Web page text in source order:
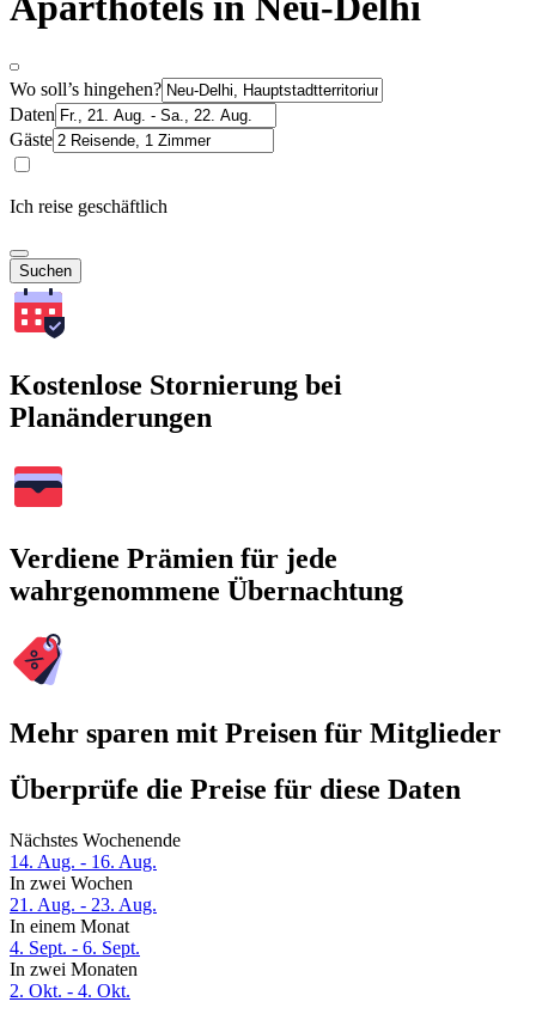
Wo soll’s hingehen?
Daten
Gäste
Ich reise geschäftlich
Suchen
Kostenlose Stornierung bei
Planänderungen
Verdiene Prämien für jede
wahrgenommene Übernachtung
Mehr sparen mit Preisen für Mitglieder
Überprüfe die Preise für diese Daten
Nächstes Wochenende
14. Aug. - 16. Aug.
In zwei Wochen
21. Aug. - 23. Aug.
In einem Monat
4. Sept. - 6. Sept.
In zwei Monaten
2. Okt. - 4. Okt.